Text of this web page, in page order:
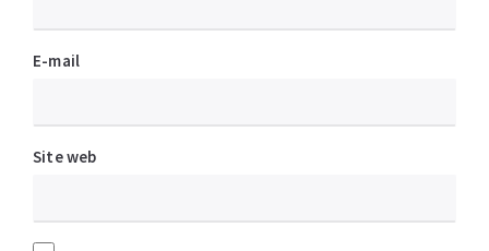
E-mail
Site web